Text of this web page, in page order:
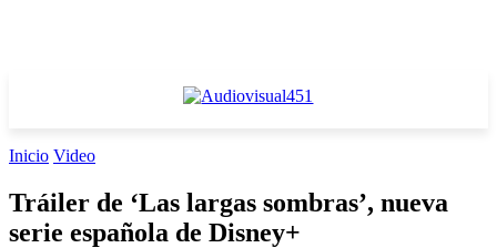
Inicio Video
Tráiler de ‘Las largas sombras’, nueva
serie española de Disney+